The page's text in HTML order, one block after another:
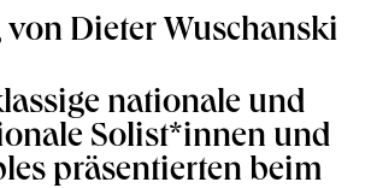
von Dieter Wuschanski
nationale und
Solist*innen und
präsentierten beim